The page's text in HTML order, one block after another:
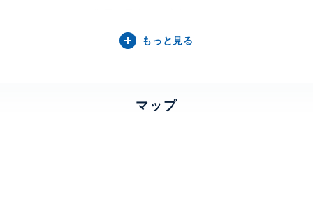
■各居室収納・SIC・納戸でゆとりのある収納を確保
・有明ガーデン（40ｍ）徒歩1分
もっと見る
マップ